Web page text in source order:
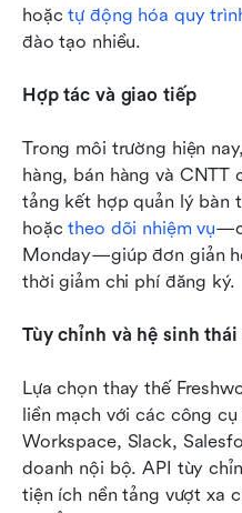
hoặc tự động hóa quy
đào tạo nhiều.
Hợp tác và giao tiếp
Trong môi trường hiện
hàng, bán hàng và CNTT
tảng kết hợp quản lý bàn
hoặc theo dõi nhiệm vụ
Monday—giúp đơn giản
thời giảm chi phí đăng ký.
Tùy chỉnh và hệ sinh
Lựa chọn thay thế
liền mạch với các công
Workspace, Slack,
doanh nội bộ. API tùy
tiện ích nền tảng vượt xa